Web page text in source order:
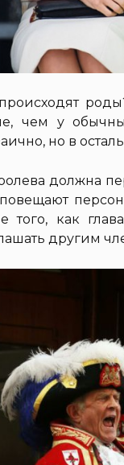
чем у
но в
должна
того, как
другим